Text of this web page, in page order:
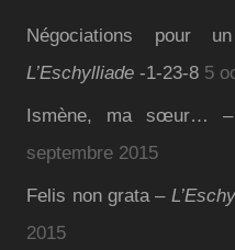
Négociations pour
L’Eschylliade -1-23-8 5
Ismène, ma sœur…
septembre 2015
Felis non grata –
2015